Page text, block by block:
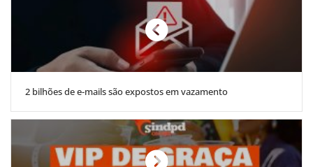
2 bilhões de e-mails são expostos em vazamento